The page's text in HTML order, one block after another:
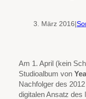
3. März 2016|
Am 1. April (kein
Studioalbum von
Nachfolger des
digitalen Ansatz des